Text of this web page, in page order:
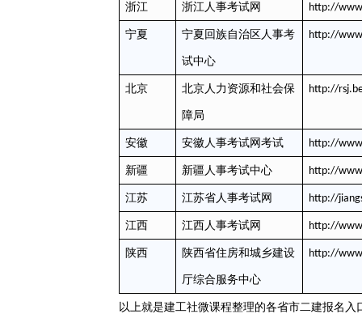
浙江 浙江人事考试网 http://
宁夏 宁夏回族自治区人事考
试中心
http://
北京 北京人力资源和社会保
障局
http://
安徽 安徽人事考试网考试 http://
新疆 新疆人事考试中心 http://
江苏 江苏省人事考试网 http://
江西 江西人事考试网 http://
陕西 陕西省住房和城乡建设
厅综合服务中心
http://
以上就是建工社微课程整理的各省市二建报名入